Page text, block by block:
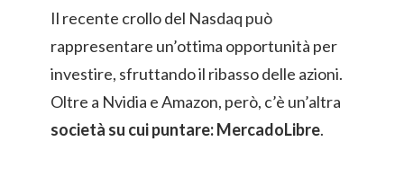
Il recente crollo del Nasdaq può
rappresentare un’ottima opportunità per
investire, sfruttando il ribasso delle azioni.
Oltre a Nvidia e Amazon, però, c’è un’altra
società su cui puntare: MercadoLibre.